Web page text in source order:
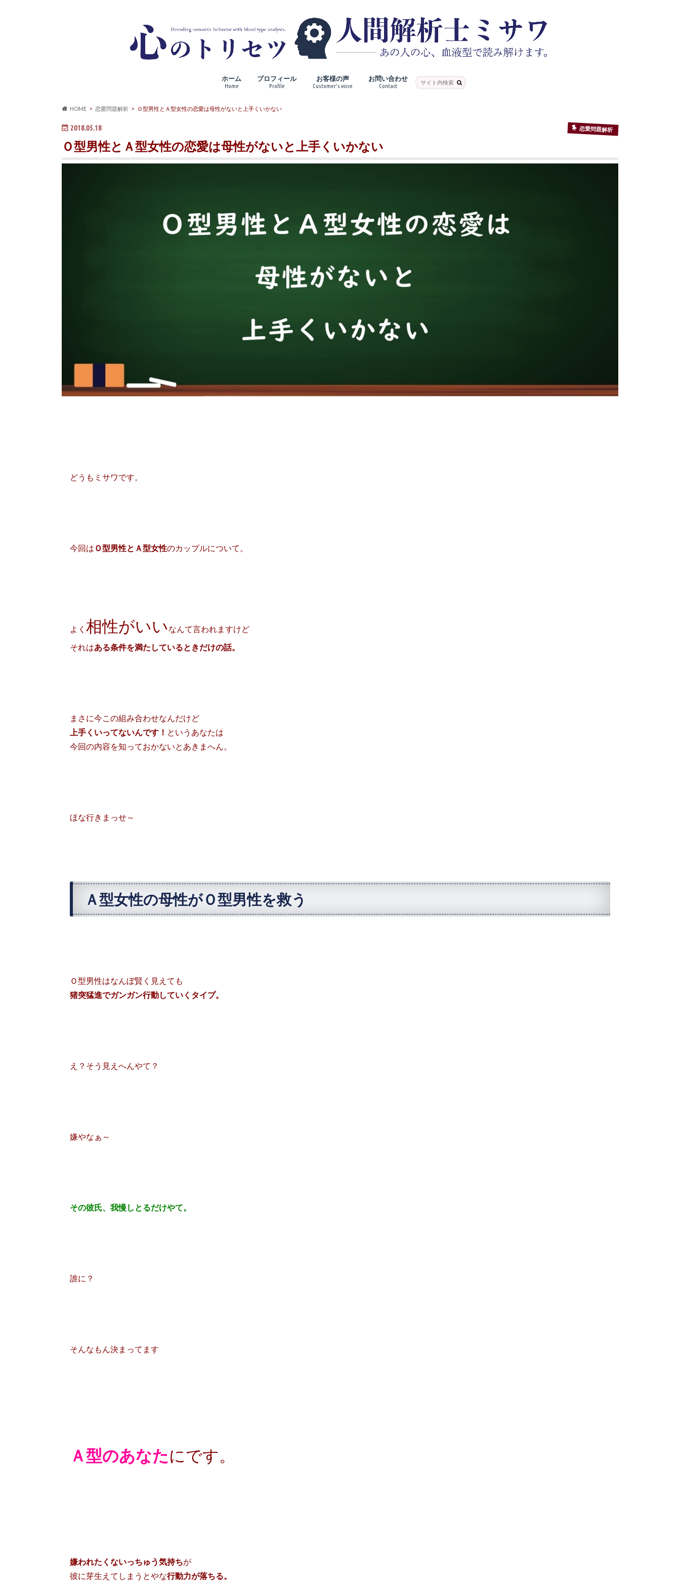
ホーム
Home
プロフィール
Profile
お客様の声
Customer’s voice
お問い合わせ
Contact
HOME 恋愛問題解析 Ｏ型男性とＡ型女性の恋愛は母性がないと上手くいかない
2018.05.18 恋愛問題解析
Ｏ型男性とＡ型女性の恋愛は母性がないと上手くいかない
どうもミサワです。
今回は Ｏ型男性とＡ型女性のカップルについて。
よく 相性がいいなんて言われますけど
それはある条件を満たしているときだけの話。
まさに今この組み合わせなんだけど
上手くいってないんです！ というあなたは
今回の内容を知っておかないとあきまへん。
ほな行きまっせ～
Ａ型女性の母性がＯ型男性を救う
Ｏ型男性はなんぼ賢く見えても
猪突猛進でガンガン行動していくタイプ。
え？そう見えへんやて？
嫌やなぁ～
その彼氏、我慢しとるだけやて。
誰に？
そんなもん決まってます
Ａ型のあなたにです。
嫌われたくないっちゅう気持ちが
彼に芽生えてしまうとやな行動力が落ちる。